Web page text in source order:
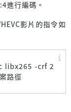
進行編碼。
影片的指令如
libx265 -crf 2
路徑